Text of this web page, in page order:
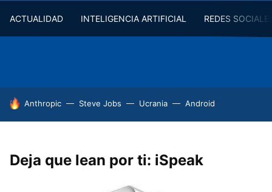
ACTUALIDAD INTELIGENCIA ARTIFICIAL REDES
HOY SE HABLA DE
Anthropic Steve Jobs Ucrania Android
Deja que lean por ti: iSpeak